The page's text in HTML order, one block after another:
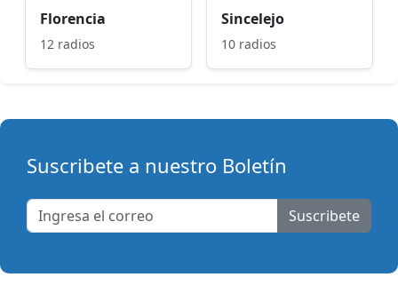
Florencia
12 radios
Sincelejo
10 radios
Suscribete a nuestro Boletín
Suscribete